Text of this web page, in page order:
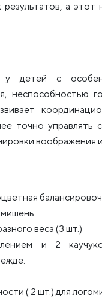
а
у детей с
неспособностью
точно
воображения
веса (3 шт.)
и 2
( 2 шт.) для